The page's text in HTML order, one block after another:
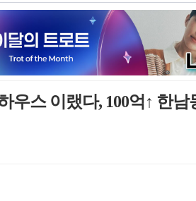
우스 이랬다, 100억↑ 한